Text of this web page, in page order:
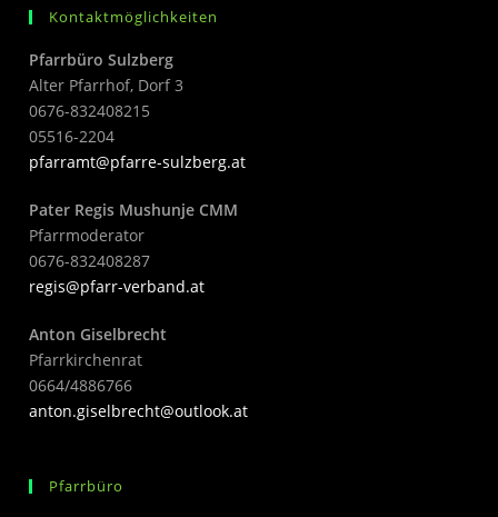
Kontaktmöglichkeiten
Pfarrbüro Sulzberg
Alter Pfarrhof, Dorf 3
0676-832408215
05516-2204
pfarramt@pfarre-sulzberg.at
Pater Regis Mushunje CMM
Pfarrmoderator
0676-832408287
regis@pfarr-verband.at
Anton Giselbrecht
Pfarrkirchenrat
0664/4886766
anton.giselbrecht@outlook.at
Pfarrbüro